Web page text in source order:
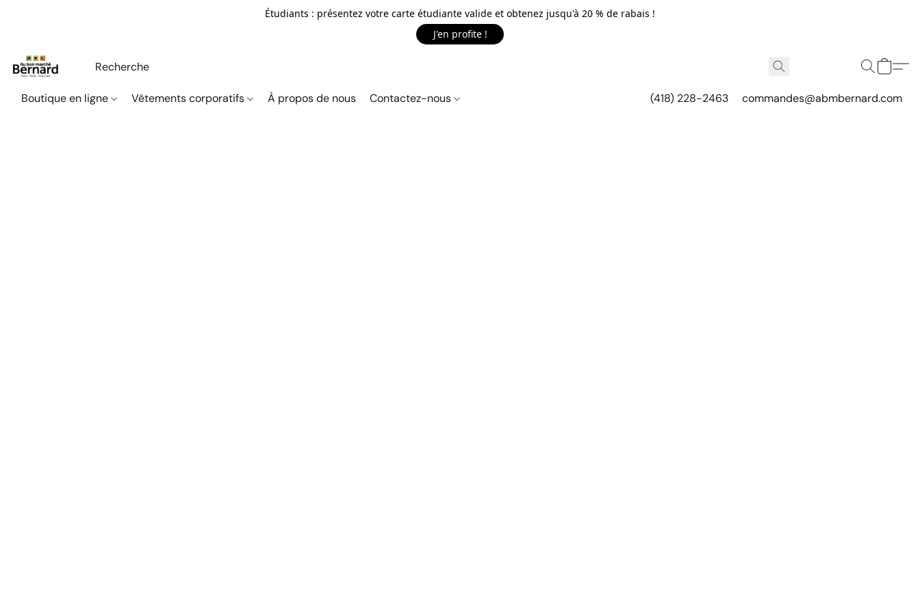
Étudiants : présentez votre carte étudiante valide et obtenez jusqu'à 20 % de rabais !
J'en profite !
Boutique en ligne Vêtements corporatifs À propos de nous Contactez-nous (418) 228-2463 commandes@abmbernard.com